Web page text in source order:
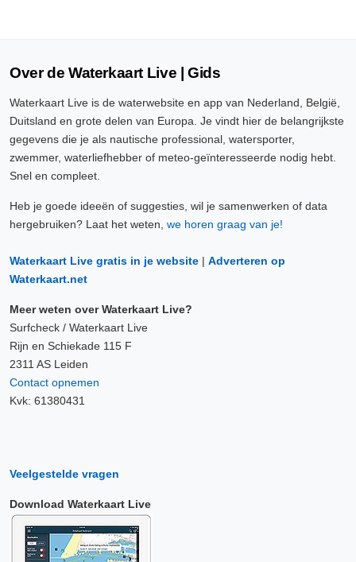
Over de Waterkaart Live | Gids
Waterkaart Live is de waterwebsite en app van Nederland, België,
Duitsland en grote delen van Europa. Je vindt hier de belangrijkste
gegevens die je als nautische professional, watersporter,
zwemmer, waterliefhebber of meteo-geïnteresseerde nodig hebt.
Snel en compleet.
Heb je goede ideeën of suggesties, wil je samenwerken of data
hergebruiken? Laat het weten, we horen graag van je!
Waterkaart Live gratis in je website | Adverteren op
Waterkaart.net
Meer weten over Waterkaart Live?
Surfcheck / Waterkaart Live
Rijn en Schiekade 115 F
2311 AS Leiden
Contact opnemen
Kvk: 61380431
Veelgestelde vragen
Download Waterkaart Live